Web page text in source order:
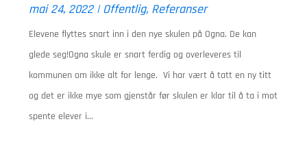
mai 24, 2022|Offentlig, Referanser
Elevene flyttes snart inn i den nye skulen på Ogna. De kan
glede seg!Ogna skule er snart ferdig og overleveres til
kommunen om ikke alt for lenge. Vi har vært å tatt en ny titt
og det er ikke mye som gjenstår før skulen er klar til å ta i mot
spente elever i...